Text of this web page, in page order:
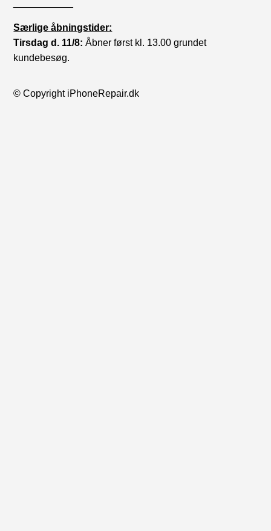
Særlige åbningstider:
Tirsdag d. 11/8: Åbner først kl. 13.00 grundet
kundebesøg.
© Copyright iPhoneRepair.dk